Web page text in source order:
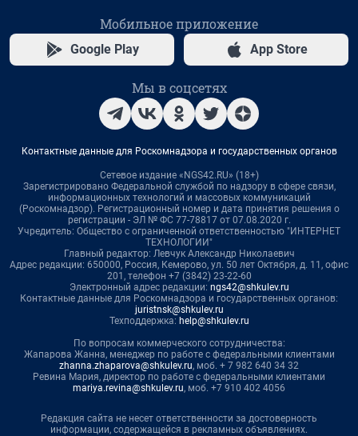
Мобильное приложение
Google Play App Store
Мы в соцсетях
Контактные данные для Роскомнадзора и государственных органов
Сетевое издание «NGS42.RU» (18+)
Зарегистрировано Федеральной службой по надзору в сфере связи,
информационных технологий и массовых коммуникаций
(Роскомнадзор). Регистрационный номер и дата принятия решения о
регистрации - ЭЛ № ФС 77-78817 от 07.08.2020 г.
Учредитель: Общество с ограниченной ответственностью "ИНТЕРНЕТ
ТЕХНОЛОГИИ"
Главный редактор: Левчук Александр Николаевич
Адрес редакции: 650000, Россия, Кемерово, ул. 50 лет Октября, д. 11, офис
201, телефон +7 (3842) 23-22-60
Электронный адрес редакции: ngs42@shkulev.ru
Контактные данные для Роскомнадзора и государственных органов:
juristnsk@shkulev.ru
Техподдержка: help@shkulev.ru
По вопросам коммерческого сотрудничества:
Жапарова Жанна, менеджер по работе с федеральными клиентами
zhanna.zhaparova@shkulev.ru, моб. + 7 982 640 34 32
Ревина Мария, директор по работе с федеральными клиентами
mariya.revina@shkulev.ru, моб. +7 910 402 4056
Редакция сайта не несет ответственности за достоверность
информации, содержащейся в рекламных объявлениях.